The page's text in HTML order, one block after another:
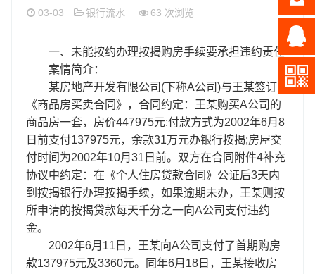
企业流水
存款证明
在职证明
离职证明
03-03 银行流水 63 次浏览
一、未能按约办理按揭购房手续要承担违约责任
案情简介：
某房地产开发有限公司(下称A公司)与王某签订了
《商品房买卖合同》，合同约定：王某购买A公司的
商品房一套，房价447975元;付款方式为2002年6月8
日前支付137975元，余款31万元办银行按揭;房屋交
付时间为2002年10月31日前。双方在合同附件4补充
协议中约定：在《个人住房贷款合同》公证后3天内
到按揭银行办理按揭手续，如果逾期未办，王某则按
所申请的按揭贷款每天千分之一向A公司支付违约
金。
2002年6月11日，王某向A公司支付了首期购房
款137975元及3360元。同年6月18日，王某接收房